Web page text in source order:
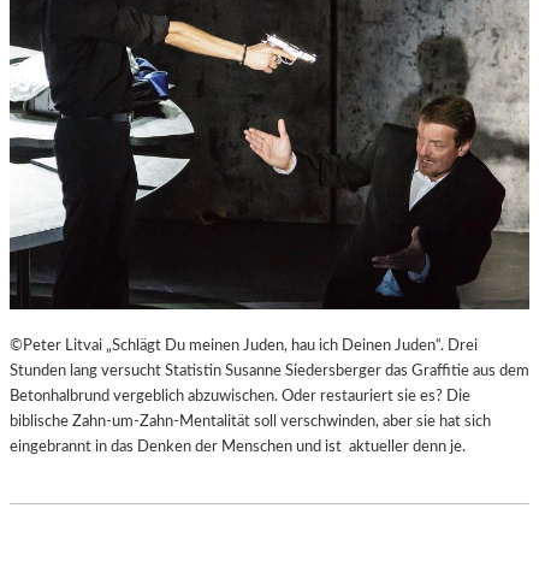
©Peter Litvai „Schlägt Du meinen Juden, hau ich Deinen Juden“. Drei
Stunden lang versucht Statistin Susanne Siedersberger das Graffitie aus dem
Betonhalbrund vergeblich abzuwischen. Oder restauriert sie es? Die
biblische Zahn-um-Zahn-Mentalität soll verschwinden, aber sie hat sich
eingebrannt in das Denken der Menschen und ist aktueller denn je.